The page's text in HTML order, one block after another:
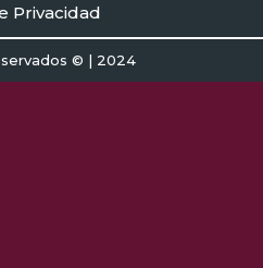
Privacidad
© | 2024